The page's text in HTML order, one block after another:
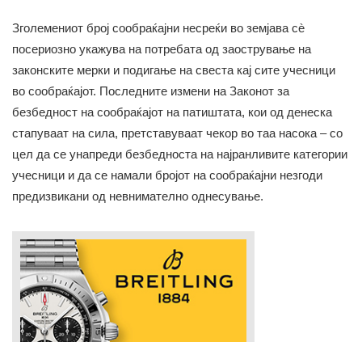
Зголемениот број сообраќајни несреќи во земјава сè
посериозно укажува на потребата од заострување на
законските мерки и подигање на свеста кај сите учесници
во сообраќајот. Последните измени на Законот за
безбедност на сообраќајот на патиштата, кои од денеска
стапуваат на сила, претставуваат чекор во таа насока – со
цел да се унапреди безбедноста на најранливите категории
учесници и да се намали бројот на сообраќајни незгоди
предизвикани од невнимателно однесување.